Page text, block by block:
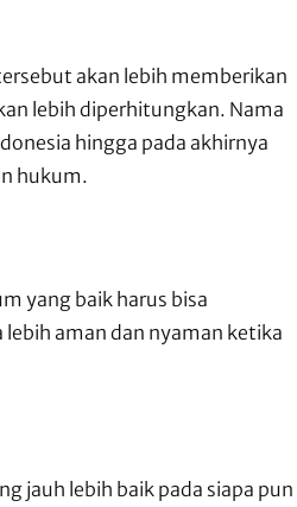
akan lebih memberikan
lebih diperhitungkan. Nama
hingga pada akhirnya
hukum.
yang baik harus bisa
aman dan nyaman ketika
jauh lebih baik pada siapa pun